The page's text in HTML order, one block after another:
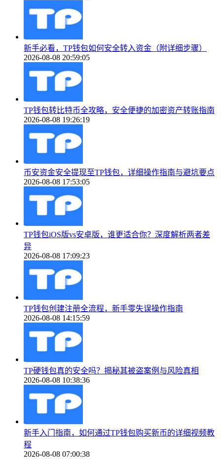
新手必看，TP钱包如何安全转入资金（附详细步骤）
2026-08-08 20:59:05
TP钱包转比特币全攻略，安全便捷的加密资产转账指南
2026-08-08 19:26:19
币安资金安全提现至TP钱包，详细操作指南与避坑要点
2026-08-08 17:53:05
TP钱包iOS版vs安卓版，谁更适合你？深度解析两者差
异
2026-08-08 17:09:23
TP钱包创建注册全流程，新手零失误操作指南
2026-08-08 14:15:59
TP硬钱包真的安全吗？揭秘其被盗案例与风险真相
2026-08-08 10:38:36
新手入门指南，如何通过TP钱包购买新币的详细视频教
程
2026-08-08 07:00:38